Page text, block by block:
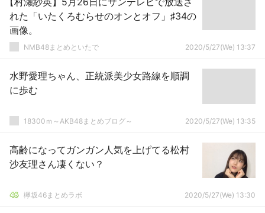
れた「いたくろむらせのオンとオフ」♯34の
画像。
NMB48まとめといたで 2020/5/27(We) 13:37
水野愛理ちゃん、正統派美少女路線を順調
に歩む
18300ｍ～AKB48まとめブログ～ 2020/5/27(We) 13:35
高齢になってガンガン人気を上げてる松村
沙友理さん凄くない？
欅坂46まとめラボ 2020/5/27(We) 13:30